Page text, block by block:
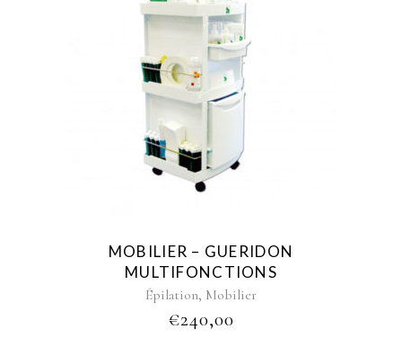
MOBILIER – GUERIDON
MULTIFONCTIONS
Épilation, Mobilier
€240,00